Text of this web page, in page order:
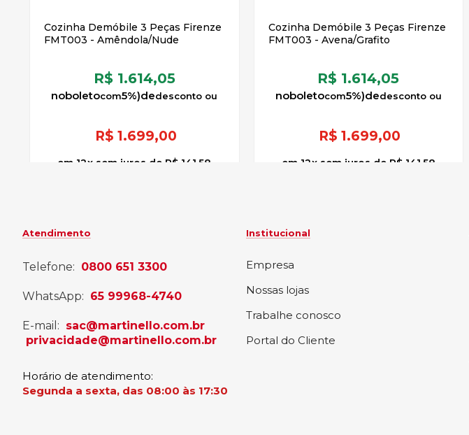
Cozinha Demóbile 3 Peças Firenze
FMT003 - Amêndola/Nude
R$ 1.614,05
de
5%)
noboleto
R$ 1.699,00
12x de R$ 141,58
sem juros
Cozinha Demóbile 3 Peças Firenze
FMT003 - Avena/Grafito
R$ 1.614,05
de
5%)
noboleto
R$ 1.699,00
12x de R$ 141,58
sem juros
Atendimento
Telefone: 0800 651 3300
WhatsApp: 65 99968-4740
E-mail: sac@martinello.com.br
privacidade@martinello.com.br
Horário de atendimento:
Segunda a sexta, das 08:00 às 17:30
Institucional
Empresa
Nossas lojas
Trabalhe conosco
Portal do Cliente